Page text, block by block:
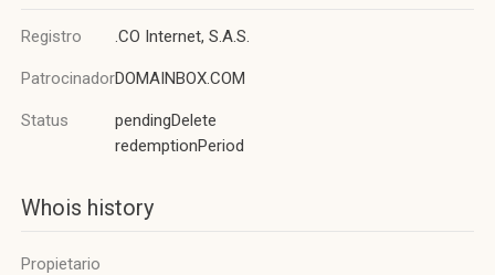
Registro .CO Internet, S.A.S.
PatrocinadorDOMAINBOX.COM
Status
pendingDelete
redemptionPeriod
Whois history
Propietario